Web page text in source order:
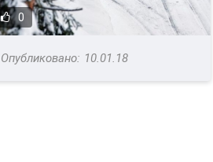
0
10.01.18